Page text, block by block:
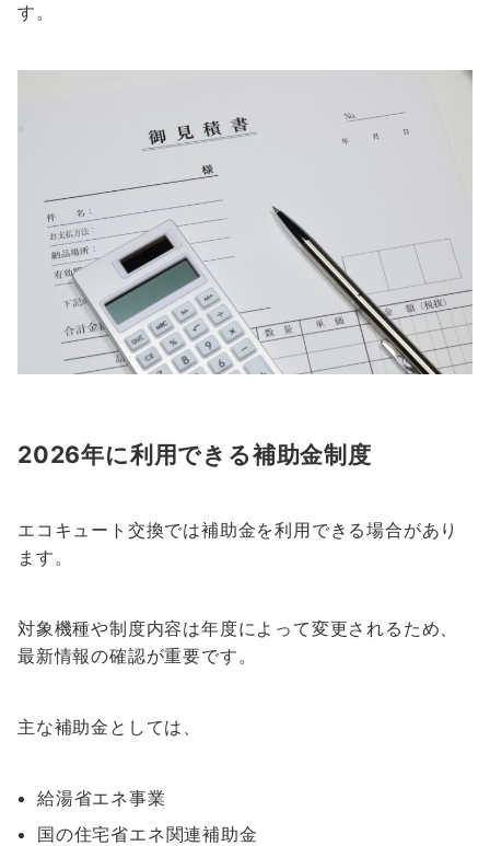
す。
2026年に利用できる補助金制度
エコキュート交換では補助金を利用できる場合があり
ます。
対象機種や制度内容は年度によって変更されるため、
最新情報の確認が重要です。
主な補助金としては、
給湯省エネ事業
国の住宅省エネ関連補助金